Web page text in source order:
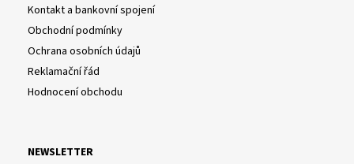
Kontakt a bankovní spojení
Obchodní podmínky
Ochrana osobních údajů
Reklamační řád
Hodnocení obchodu
NEWSLETTER